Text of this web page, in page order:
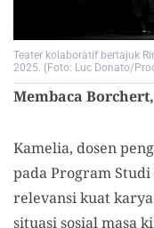
Teater kolaboratif bertajuk
2025. (Foto: Luc Donato/
Membaca
Kamelia, dosen
pada Program
relevansi kuat
situasi sosial masa